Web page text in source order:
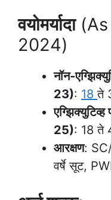
वयोमर्यादा(As
2024)
नॉन-
23): 18ते
25): 18 ते
आरक्षण:
वर्षे सूट,